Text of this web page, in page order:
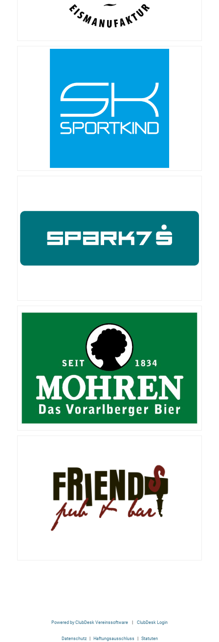
Powered by ClubDesk Vereinssoftware | ClubDesk Login
Datenschutz| Haftungsausschluss| Statuten